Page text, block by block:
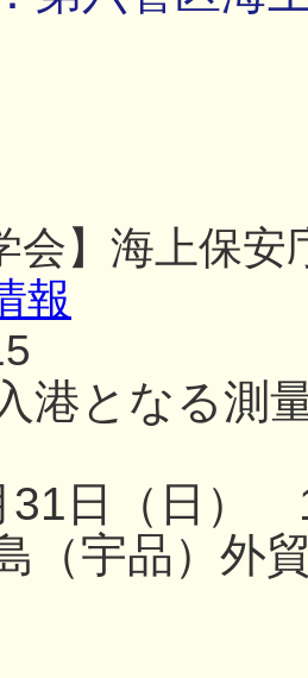
会】海上保
報
港となる測
31日（日）
（宇品）外